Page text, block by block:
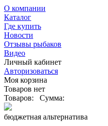
О компании
Каталог
Где купить
Новости
Отзывы рыбаков
Видео
Личный кабинет
Авторизоваться
Моя корзина
Товаров нет
Товаров:
Сумма:
бюджетная альтернатива